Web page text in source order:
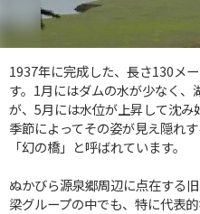
1937年に完成した、長さ130メ
す。1月にはダムの水が少なく
が、5月には水位が上昇して沈み
季節によってその姿が見え隠れ
「幻の橋」と呼ばれています。
ぬかびら源泉郷周辺に点在する
梁グループの中でも、特に代表